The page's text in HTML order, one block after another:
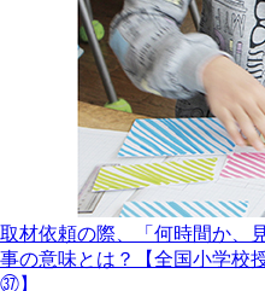
取材依頼の際、「何時間か、
事の意味とは？【全国小学校
㊲】